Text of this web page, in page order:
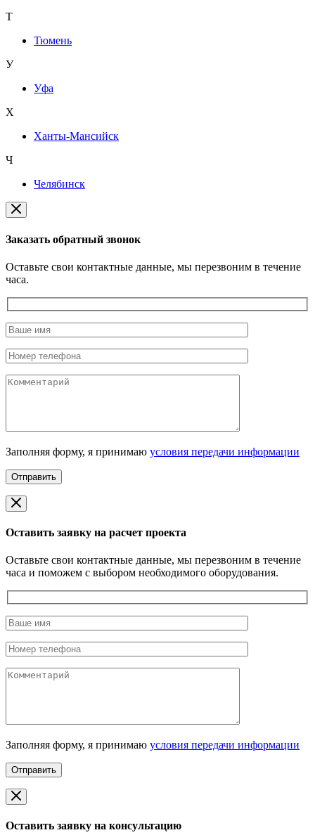
Т
Тюмень
У
Уфа
Х
Ханты-Мансийск
Ч
Челябинск
Заказать обратный звонок
Оставьте свои контактные данные, мы перезвоним в течение
часа.
Заполняя форму, я принимаю условия передачи информации
Оставить заявку на расчет проекта
Оставьте свои контактные данные, мы перезвоним в течение
часа и поможем с выбором необходимого оборудования.
Заполняя форму, я принимаю условия передачи информации
Оставить заявку на консультацию